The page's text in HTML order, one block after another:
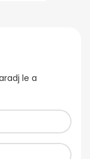
le a